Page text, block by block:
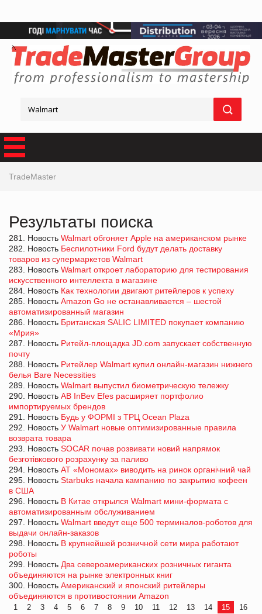
TradeMaster
Результаты поиска
281. Новость Walmart обгоняет Apple на американском рынке
282. Новость Беспилотники Ford будут делать доставку
товаров из супермаркетов Walmart
283. Новость Walmart откроет лабораторию для тестирования
искусственного интеллекта в магазине
284. Новость Как технологии двигают ритейлеров к успеху
285. Новость Amazon Go не останавливается – шестой
автоматизированный магазин
286. Новость Британская SALIC LIMITED покупает компанию
«Мрия»
287. Новость Ритейл-площадка JD.com запускает собственную
почту
288. Новость Ритейлер Walmart купил онлайн-магазин нижнего
белья Bare Necessities
289. Новость Walmart выпустил биометрическую тележку
290. Новость AB InBev Efes расширяет портфолио
импортируемых брендов
291. Новость Будь у ФОРМІ з ТРЦ Ocean Plaza
292. Новость У Walmart новые оптимизированные правила
возврата товара
293. Новость SOCAR почав розвивати новий напрямок
безготівкового розрахунку за паливо
294. Новость АТ «Мономах» виводить на ринок органічний чай
295. Новость Starbuks начала кампанию по закрытию кофеен
в США
296. Новость В Китае открылся Walmart мини-формата с
автоматизированным обслуживанием
297. Новость Walmart введут еще 500 терминалов-роботов для
выдачи онлайн-заказов
298. Новость В крупнейшей розничной сети мира работают
роботы
299. Новость Два североамериканских розничных гиганта
объединяются на рынке электронных книг
300. Новость Американский и японcкий ритейлеры
объединяются в противостоянии Amazon
1 2 3 4 5 6 7 8 9 10 11 12 13 14 15
16